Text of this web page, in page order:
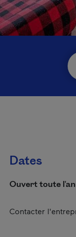
Dates
Ouvert toute
Contacter